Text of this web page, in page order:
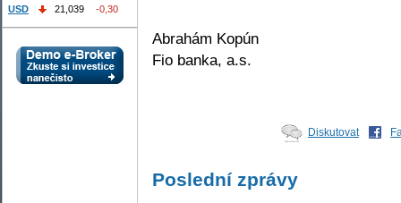
Abrahám Kopún
Fio banka, a.s.
Diskutovat
Poslední zprávy
USD
21,039 -0,30